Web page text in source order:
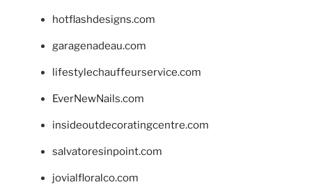
hotflashdesigns.com
garagenadeau.com
lifestylechauffeurservice.com
EverNewNails.com
insideoutdecoratingcentre.com
salvatoresinpoint.com
jovialfloralco.com